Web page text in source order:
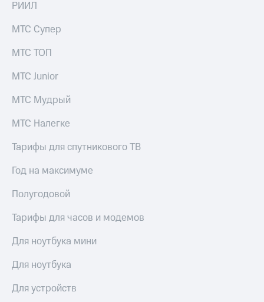
книги
только
Безопасность
Финансы
Детям
Здоровье
и фитнес
Приложения
от МТС
Акции
Приложения
КИОН
Музыка
МТС
Все
приложения
Инвестиции
Получайте
доход
онлайн
Страхование
Покупка
онлайн
Скидка 30%
на связь
РИИЛ
МТС Супер
МТС ТОП
МТС Junior
МТС Мудрый
МТС Налегке
Тарифы для спутникового ТВ
Год на максимуме
Полугодовой
Тарифы для часов и модемов
Для ноутбука мини
Для ноутбука
Для устройств